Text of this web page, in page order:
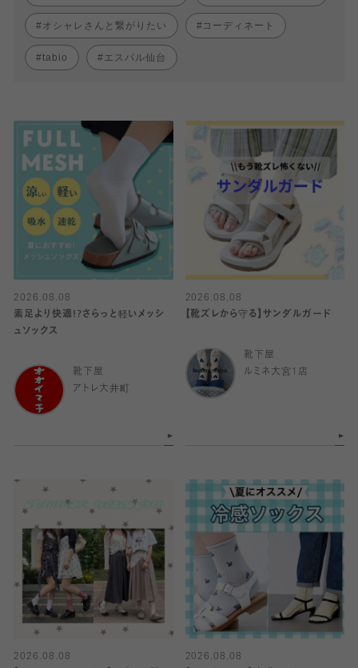
オシャレさんと繋がりたい コーディネート
tabio エスパル仙台
2026.08.08
素足より快適!?さらっと軽いメッシ
ュソックス
靴下屋
アトレ大井町
2026.08.08
【靴ズレから守る】サンダルガード
靴下屋
ルミネ大宮1店
2026.08.08
2026.08.08